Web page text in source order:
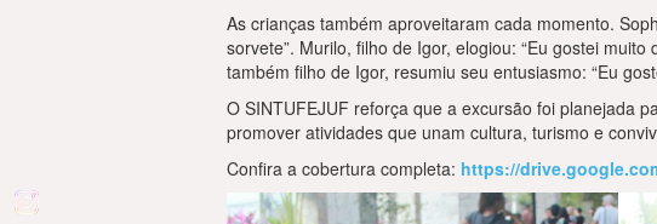
As crianças também aproveitaram cada momento.
sorvete”. Murilo, filho de Igor, elogiou: “Eu gostei
também filho de Igor, resumiu seu entusiasmo: “Eu
O SINTUFEJUF reforça que a excursão foi planejada
promover atividades que unam cultura, turismo e
Confira a cobertura completa: https://